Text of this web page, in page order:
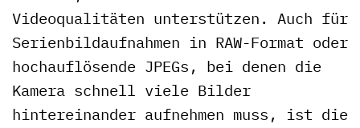
Videoqualitäten unterstützen. Auch für
Serienbildaufnahmen in RAW-Format oder
hochauflösende JPEGs, bei denen die
Kamera schnell viele Bilder
hintereinander aufnehmen muss, ist die